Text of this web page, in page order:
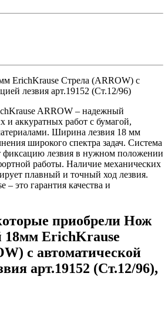
ErichKrause Стрела (ARROW) с
лезвия арт.19152 (Ст.12/96)
ARROW – надежный
и аккуратных работ с бумагой,
Ширина лезвия 18 мм
широкого спектра задач. Система
фиксацию лезвия в нужном положении
работы. Наличие механических
плавный и точный ход лезвия.
это гарантия качества и
приобрели Нож
18мм ErichKrause
с автоматической
арт.19152 (Ст.12/96),